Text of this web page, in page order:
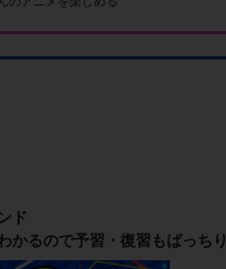
ド
かるので予習・復習もばっちり